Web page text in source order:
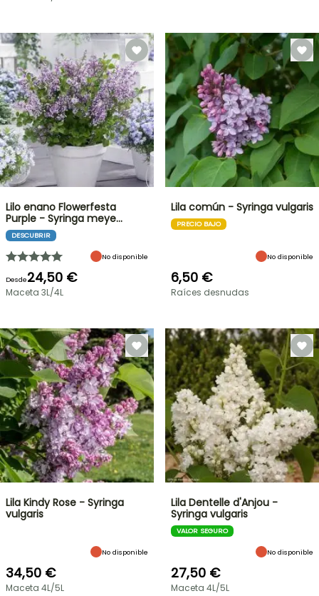
Lilo enano Flowerfesta
Purple - Syringa meye…
DESCUBRIR
No disponible
Desde24,50 €
Maceta 3L/4L
Lila común - Syringa vulgaris
PRECIO BAJO
No disponible
6,50 €
Raíces desnudas
Lila Kindy Rose - Syringa
vulgaris
No disponible
34,50 €
Maceta 4L/5L
Lila Dentelle d'Anjou -
Syringa vulgaris
VALOR SEGURO
No disponible
27,50 €
Maceta 4L/5L